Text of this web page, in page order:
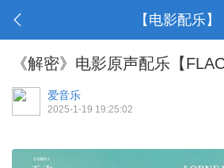
【电影配乐】
《解密》电影原声配乐【
爱音乐
2025-1-19 19:25:02